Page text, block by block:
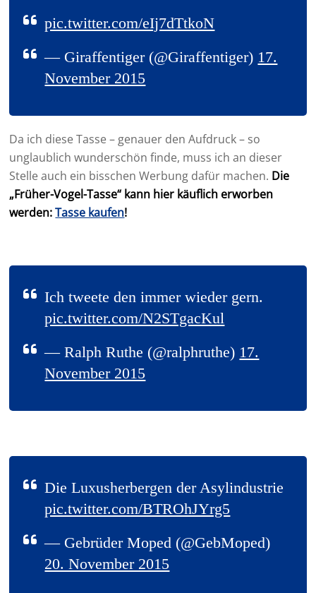
pic.twitter.com/eIj7dTtkoN
— Giraffentiger (@Giraffentiger) 17.
November 2015
Da ich diese Tasse – genauer den Aufdruck – so
unglaublich wunderschön finde, muss ich an dieser
Stelle auch ein bisschen Werbung dafür machen. Die
„Früher-Vogel-Tasse“ kann hier käuflich erworben
werden:Tasse kaufen!
Ich tweete den immer wieder gern.
pic.twitter.com/N2STgacKul
— Ralph Ruthe (@ralphruthe) 17.
November 2015
Die Luxusherbergen der Asylindustrie
pic.twitter.com/BTROhJYrg5
— Gebrüder Moped (@GebMoped)
20. November 2015